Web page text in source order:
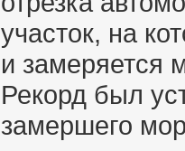
участок, на
и замеряется
Рекорд был
замершего